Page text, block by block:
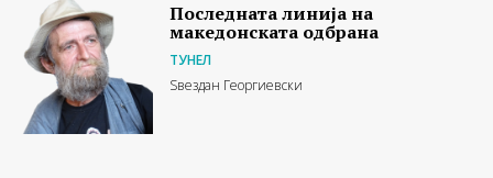
Последната линија на
македонската одбрана
ТУНЕЛ
Ѕвездан Георгиевски